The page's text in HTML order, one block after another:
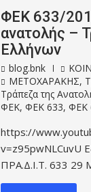
ΦΕΚ 633/
ανατολής –
Ελλήνων
blog.bnk
ΜΕΤΟΧΑΡΑΚΗΣ,
Τράπεζα της
ΦΕΚ, ΦΕΚ 633, ΦΕΚ
https://
v=z95pwNLCuvU
ΠΡΑ.Δ.Ι.Τ. 633 29